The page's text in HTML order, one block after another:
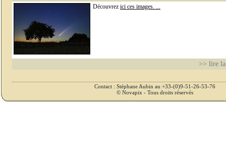
Découvrez ici ces images. ...
>> lire
Contact : Stéphane Aubin au +33-(0)9-51-26-53-76
© Novapix - Tous droits réservés